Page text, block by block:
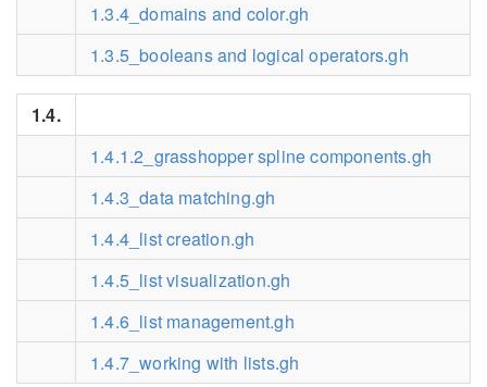
1.3.4_domains and color.gh
1.3.5_booleans and logical operators.gh
1.4.
1.4.1.2_grasshopper spline components.gh
1.4.3_data matching.gh
1.4.4_list creation.gh
1.4.5_list visualization.gh
1.4.6_list management.gh
1.4.7_working with lists.gh